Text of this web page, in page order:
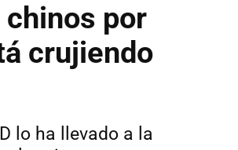
chinos por
crujiendo
lo ha llevado a la